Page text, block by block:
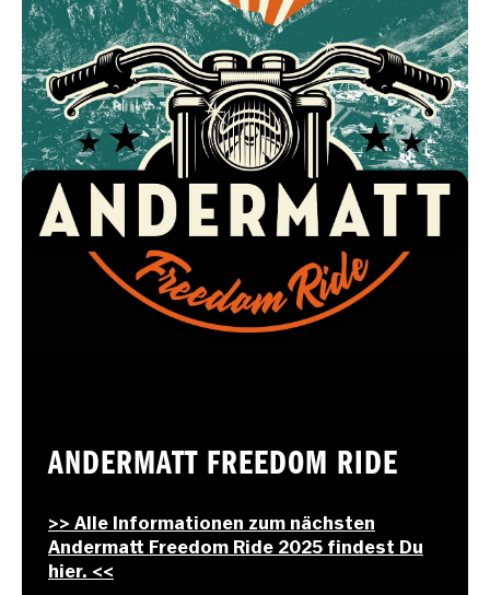
ANDERMATT FREEDOM RIDE
>> Alle Informationen zum nächsten
Andermatt Freedom Ride 2025 findest Du
hier. <<